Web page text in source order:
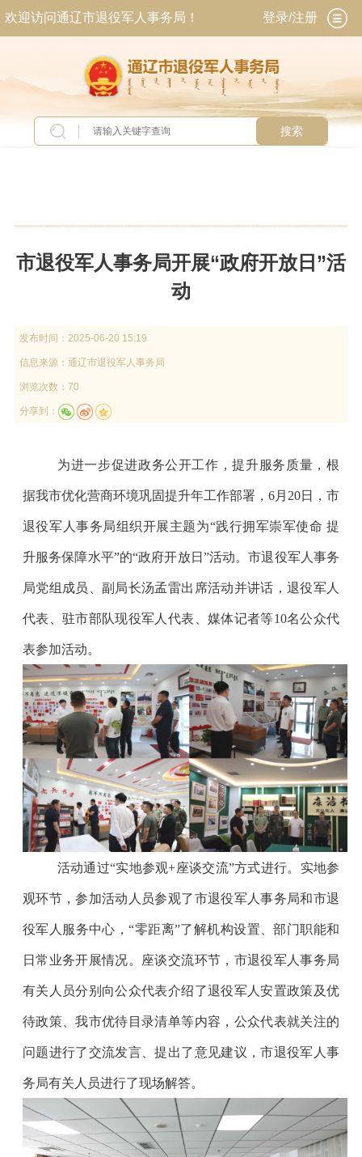
欢迎访问通辽市退役军人事务局！ 登录/注册
搜索
市退役军人事务局开展“政府开放日”活
动
发布时间： 2025-06-20 15:19
信息来源： 通辽市退役军人事务局
浏览次数：70
分享到：
为进一步促进政务公开工作，提升服务质量，根
据我市优化营商环境巩固提升年工作部署，6月 20日，市
退役军人事务局组织开展主题为“践行拥军崇军使命 提
升服务保障水平”的“政府开放日 ”活动。市退役军人事务
局党组成员、副局长汤孟雷出席活动并讲话，退役军人
代表、 驻市部队现役军人代表、 媒体记者等10名公众代
表参加活动。
活动通过“实地参观+座谈交流”方式进行。实地参
观环节，参加活动人员参观了市退役军人事务局和市退
役军 人服务中心，“零距离”了解机构设置、部门职能和
日常业务开展情况。座谈交流环节，市退役军人事务局
有关人员分别向公众代表介绍了退役军人安置政策及优
待政策、我市优待目录清单等内容 ，公众代表就关注的
问题进行了交流发言、提出了意见建议，市退役军人事
务局有关人员进行了现场解答。